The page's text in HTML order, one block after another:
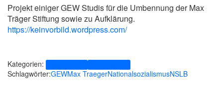
Projekt einiger GEW Studis für die Umbennung der Max
Träger Stiftung sowie zu Aufklärung.
https://keinvorbild.wordpress.com/
Kategorien:
Schlagwörter:GEWMax TraegerNationalsozialismusNSLB